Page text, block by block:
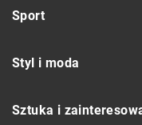
Sport
Styl i moda
Sztuka i